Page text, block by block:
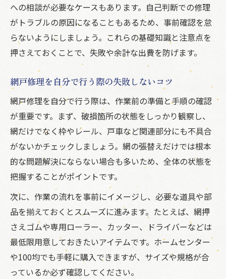
網戸が外れた時の自力での安全な直し方解
説
費用相場から学ぶ網戸修理の最適な選び方
網戸修理の費用相場を知って選択肢を広げ
網戸修理を業者か自分で行うかの判断基準
網戸修理相場を比較して賢く依頼先を選ぶ
網戸修理にかかる費用と自分での節約術
網戸修理業者選びと相場の賢い見極め方
ホームセンター活用で網戸を賢く修理する方法
網戸修理でホームセンターを上手に利用す
る方法
ホームセンターの利用で網戸修理費用を抑
えるコツ
網戸修理パーツ選びはホームセンターが便
利
への相談が必要なケースもあります。自己判断での修理
がトラブルの原因になることもあるため、事前確認を怠
らないようにしましょう。これらの基礎知識と注意点を
押さえておくことで、失敗や余計な出費を防げます。
網戸修理を自分で行う際の失敗しないコツ
網戸修理を自分で行う際は、作業前の準備と手順の確認
が重要です。まず、破損箇所の状態をしっかり観察し、
網だけでなく枠やレール、戸車など関連部分にも不具合
がないかチェックしましょう。網の張替えだけでは根本
的な問題解決にならない場合も多いため、全体の状態を
把握することがポイントです。
次に、作業の流れを事前にイメージし、必要な道具や部
品を揃えておくとスムーズに進みます。たとえば、網押
さえゴムや専用ローラー、カッター、ドライバーなどは
最低限用意しておきたいアイテムです。ホームセンター
や100均でも手軽に購入できますが、サイズや規格が合
っているか必ず確認してください。